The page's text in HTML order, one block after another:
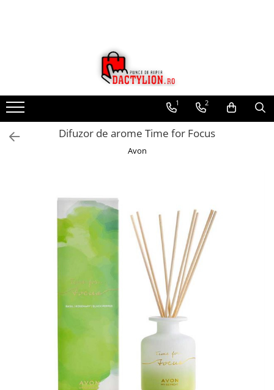
1 2
Difuzor de arome Time for Focus
Avon